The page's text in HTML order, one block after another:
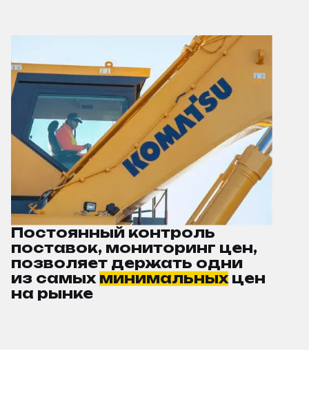
Постоянный контроль
поставок, мониторинг цен,
позволяет держать одни
из самых минимальных цен
на рынке